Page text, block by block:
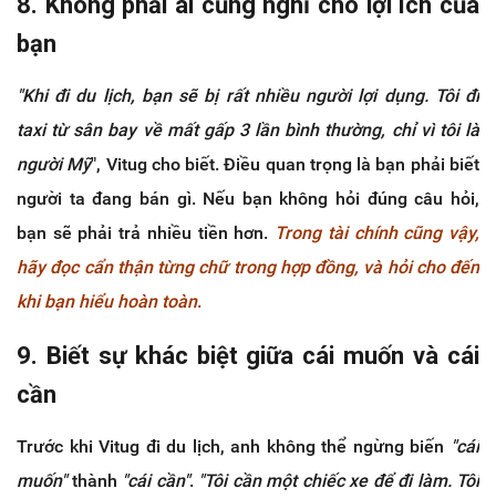
bạn
"Khi đi du lịch, bạn sẽ bị rất nhiều người lợi dụng. Tôi đi
taxi từ sân bay về mất gấp 3 lần bình thường, chỉ vì tôi là
người Mỹ", Vitug cho biết. Điều quan trọng là bạn phải biết
người ta đang bán gì. Nếu bạn không hỏi đúng câu hỏi,
bạn sẽ phải trả nhiều tiền hơn. Trong tài chính cũng vậy,
hãy đọc cẩn thận từng chữ trong hợp đồng, và hỏi cho đến
khi bạn hiểu hoàn toàn.
9. Biết sự khác biệt giữa cái muốn và cái
cần
Trước khi Vitug đi du lịch, anh không thể ngừng biến "cái
muốn"thành "cái cần". "Tôi cần một chiếc xe để đi làm. Tôi